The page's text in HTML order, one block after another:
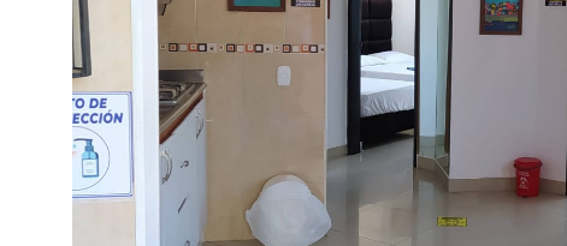
¿Como moverse?
Vehiculos
Transporte
para Viajeros
Vér todos